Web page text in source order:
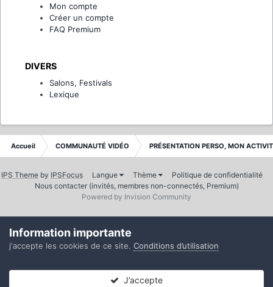
Mon compte
Créer un compte
FAQ Premium
DIVERS
Salons, Festivals
Lexique
Accueil COMMUNAUTÉ VIDÉO PRÉSENTATION PERSO, MON
IPS Theme by IPSFocus Langue Thème
Politique de confidentialité
Nous contacter (invités, membres non-connectés, Premium)
Powered by Invision Community
Information importante
j'accepte les cookies de ce site. Conditions d’utilisation
J’accepte